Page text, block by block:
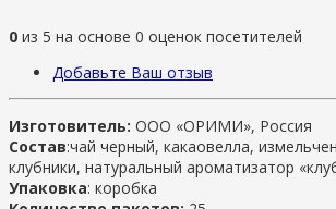
0 из 5 на основе 0 оценок посетителей
Добавьте Ваш отзыв
Изготовитель: ООО «ОРИМИ», Россия
Состав:чай черный, какаовелла,
клубники, натуральный ароматизатор
Упаковка: коробка